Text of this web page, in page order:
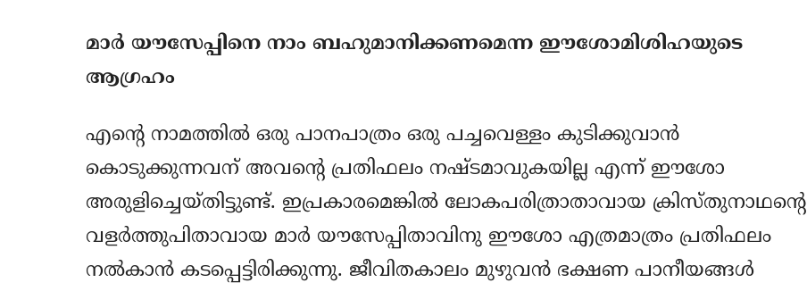
മാര്‍ യൗസേപ്പിനെ നാം ബഹുമാനിക്കണമെന്ന ഈശോമിശിഹയുടെ
ആഗ്രഹം
എന്‍റെ നാമത്തില്‍ ഒരു പാനപാത്രം ഒരു പച്ചവെള്ളം കുടിക്കുവാന്‍
കൊടുക്കുന്നവന് അവന്‍റെ പ്രതിഫലം നഷ്ടമാവുകയില്ല എന്ന്‍ ഈശോ
അരുളിച്ചെയ്തിട്ടുണ്ട്. ഇപ്രകാരമെങ്കില്‍ ലോകപരിത്രാതാവായ ക്രിസ്തുനാഥന്‍റെ
വളര്‍ത്തുപിതാവായ മാര്‍ യൗസേപ്പിതാവിനു ഈശോ എത്രമാത്രം പ്രതിഫലം
നല്‍കാന്‍ കടപ്പെട്ടിരിക്കുന്നു. ജീവിതകാലം മുഴുവന്‍ ഭക്ഷണ പാനീയങ്ങള്‍